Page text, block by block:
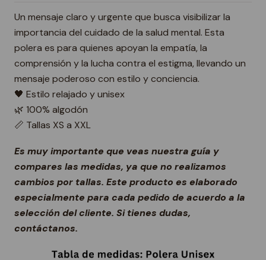
Un mensaje claro y urgente que busca visibilizar la
importancia del cuidado de la salud mental. Esta
polera es para quienes apoyan la empatía, la
comprensión y la lucha contra el estigma, llevando un
mensaje poderoso con estilo y conciencia.
🖤 Estilo relajado y unisex
🌿 100% algodón
📏 Tallas XS a XXL
Es muy importante que veas nuestra guía y
compares las medidas, ya que no realizamos
cambios por tallas. Este producto es elaborado
especialmente para cada pedido de acuerdo a la
selección del cliente. Si tienes dudas,
contáctanos.